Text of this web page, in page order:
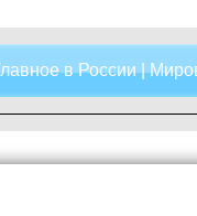
в России|